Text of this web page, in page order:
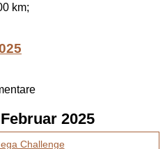
km;
2025
Challenge